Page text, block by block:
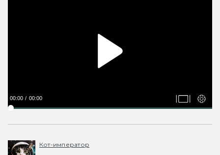
00:00 00:00
Кот-император